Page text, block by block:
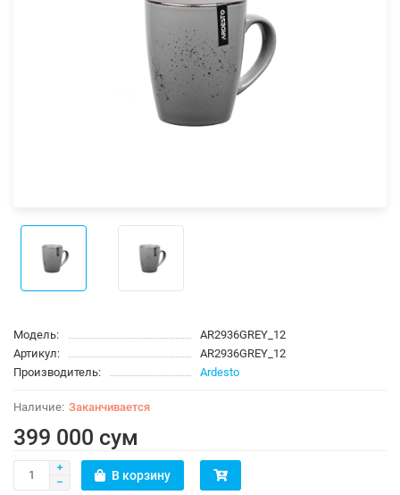
Модель:
AR2936GREY_12
Артикул:
AR2936GREY_12
Производитель:
Ardesto
Заканчивается
399 000 сум
В корзину